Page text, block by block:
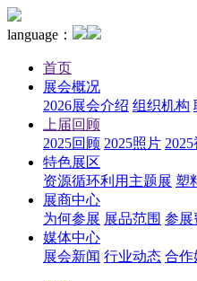
language：
首页
展会概况
2026展会介绍 组织机构
上届回顾
2025回顾 2025照片
特色展区
资源循环利用主题展 塑
展商中心
为何参展 展品范围 参展
媒体中心
展会新闻 行业动态 合作